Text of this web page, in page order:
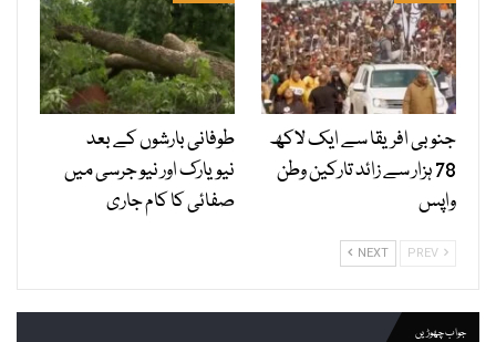
جنوبی افریقا سے ایک لاکھ
78 ہزار سے زائد تارکین وطن
واپس
طوفانی بارشوں کے بعد
نیویارک اور نیو جرسی میں
صفائی کا کام جاری
NEXT
جواب چھوڑیں